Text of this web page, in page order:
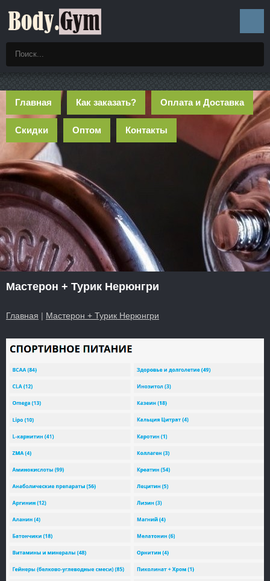
Главная Как заказать? Оплата и Доставка
Скидки Оптом Контакты
Мастерон + Турик Нерюнгри
Главная | Мастерон + Турик Нерюнгри